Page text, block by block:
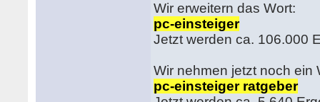
Wir erweitern das Wort:
pc-einsteiger
Jetzt werden ca. 106.000
Wir nehmen jetzt noch ein
pc-einsteiger ratgeber